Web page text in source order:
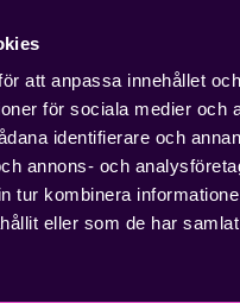
att anpassa innehållet
för sociala medier och
identifierare och
annons- och
tur kombinera
eller som de har
din
om att
faktura?